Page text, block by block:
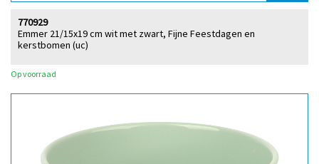
Emmer 21/15x19 cm wit met zwart, Fijne Feestdagen en
kerstbomen (uc)
770929
Op voorraad